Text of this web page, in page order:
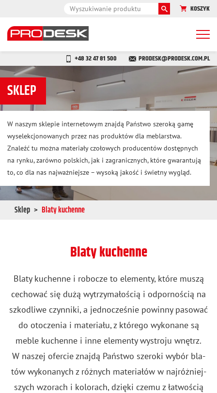
KOSZYK
+48 32 47 81 500 PRODESK@PRODESK.COM.PL
SKLEP
W naszym sklepie internetowym znajdą Państwo szeroką gamę
wyselekcjonowanych przez nas produktów dla meblarstwa.
Znaleźć tu można materiały czołowych producentów dostępnych
na rynku, zarówno polskich, jak i zagranicznych, które gwarantują
to, co dla nas najważniejsze – wysoką jakość i świetny wygląd.
Sklep Blaty kuchenne
Blaty kuchenne
Blaty ku­chen­ne i ro­bo­cze to ele­men­ty, które muszą
ce­cho­wać się dużą wy­trzy­ma­ło­ścią i od­por­no­ścią na
szko­dli­we czyn­ni­ki, a jed­no­cze­śnie po­win­ny pa­so­wać
do oto­cze­nia i ma­te­ria­łu, z któ­re­go wy­ko­na­ne są
meble ku­chen­ne i inne ele­men­ty wy­stro­ju wnętrz.
W na­szej ofer­cie znaj­dą Pań­stwo sze­ro­ki wybór bla­
tów wy­ko­na­nych z róż­nych ma­te­ria­łów w naj­róż­niej­
szych wzo­rach i ko­lo­rach, dzię­ki czemu z ła­two­ścią